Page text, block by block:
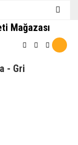
Mağazası
- Gri